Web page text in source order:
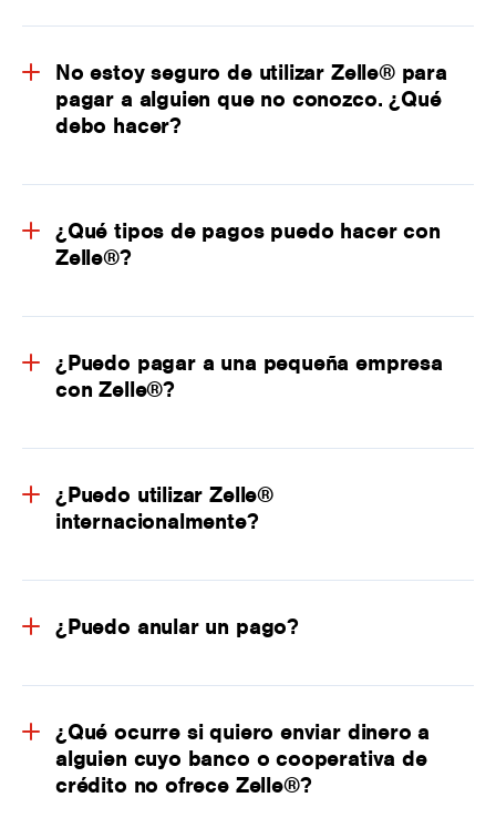
No estoy seguro de utilizar Zelle® para
pagar a alguien que no conozco. ¿Qué
debo hacer?
¿Qué tipos de pagos puedo hacer con
Zelle®?
¿Puedo pagar a una pequeña empresa
con Zelle®?
¿Puedo utilizar Zelle®
internacionalmente?
¿Puedo anular un pago?
¿Qué ocurre si quiero enviar dinero a
alguien cuyo banco o cooperativa de
crédito no ofrece Zelle®?